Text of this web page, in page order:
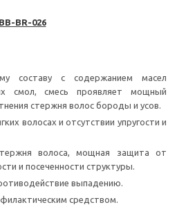
BB-BR-026
составу с содержанием масел
смол, смесь проявляет мощный
стержня волос бороды и усов.
волосах и отсутствии упругости и
волоса, мощная защита от
и посеченности структуры.
выпадению.
средством.